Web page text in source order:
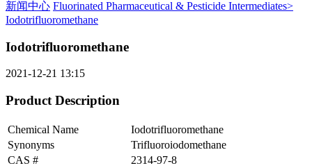
新闻中心 Fluorinated Pharmaceutical & Pesticide Intermediates>
Iodotrifluoromethane
Iodotrifluoromethane
2021-12-21 13:15
Product Description
Chemical Name
Iodotrifluoromethane
Synonyms
Trifluoroiodomethane
CAS #
2314-97-8